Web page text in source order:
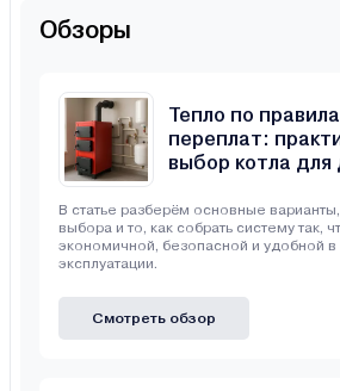
Обзоры
Тепло по
переплат:
выбор котла для
В статье разберём основные
выбора и то, как собрать систему так,
экономичной, безопасной и удобной
эксплуатации.
Смотреть обзор